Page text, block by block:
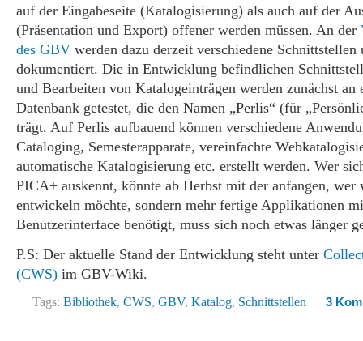
auf der Eingabeseite (Katalogisierung) als auch auf der
(Präsentation und Export) offener werden müssen. An der
des GBV werden dazu derzeit verschiedene Schnittstellen
dokumentiert. Die in Entwicklung befindlichen
und Bearbeiten von Katalogeinträgen werden zunächst an
Datenbank getestet, die den Namen „Perlis“ (für
trägt. Auf Perlis aufbauend können verschiedene
Cataloging, Semesterapparate, vereinfachte
automatische Katalogisierung etc. erstellt werden. Wer
PICA+ auskennt, könnte ab Herbst mit der anfangen, wer
entwickeln möchte, sondern mehr fertige Applikationen
Benutzerinterface benötigt, muss sich noch etwas länger
P.S: Der aktuelle Stand der Entwicklung steht unter
(CWS) im GBV-Wiki.
Tags: Bibliothek, CWS, GBV, Katalog, Schnittstellen 3